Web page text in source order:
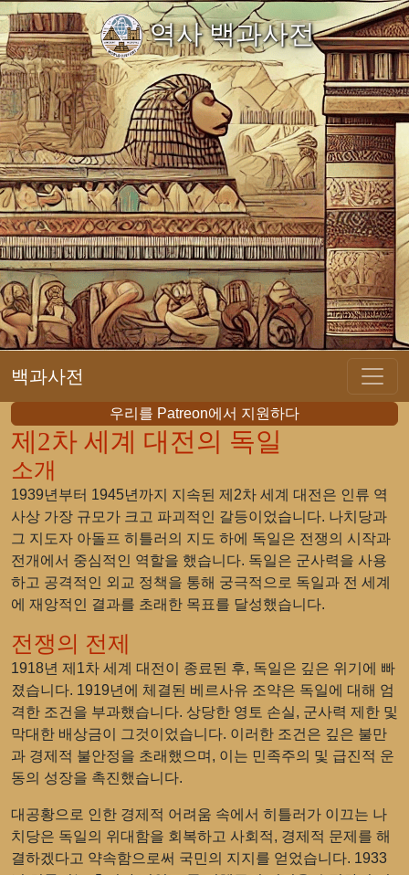
역사 백과사전
백과사전
우리를 Patreon에서 지원하다
제2차 세계 대전의 독일
소개
1939년부터 1945년까지 지속된 제2차 세계 대전은 인류 역
사상 가장 규모가 크고 파괴적인 갈등이었습니다. 나치당과
그 지도자 아돌프 히틀러의 지도 하에 독일은 전쟁의 시작과
전개에서 중심적인 역할을 했습니다. 독일은 군사력을 사용
하고 공격적인 외교 정책을 통해 궁극적으로 독일과 전 세계
에 재앙적인 결과를 초래한 목표를 달성했습니다.
전쟁의 전제
1918년 제1차 세계 대전이 종료된 후, 독일은 깊은 위기에 빠
졌습니다. 1919년에 체결된 베르사유 조약은 독일에 대해 엄
격한 조건을 부과했습니다. 상당한 영토 손실, 군사력 제한 및
막대한 배상금이 그것이었습니다. 이러한 조건은 깊은 불만
과 경제적 불안정을 초래했으며, 이는 민족주의 및 급진적 운
동의 성장을 촉진했습니다.
대공황으로 인한 경제적 어려움 속에서 히틀러가 이끄는 나
치당은 독일의 위대함을 회복하고 사회적, 경제적 문제를 해
결하겠다고 약속함으로써 국민의 지지를 얻었습니다. 1933